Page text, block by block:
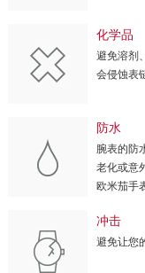
化学品
避免溶剂
会侵蚀表
防水
腕表的防
老化或意
欧米茄手
冲击
避免让您